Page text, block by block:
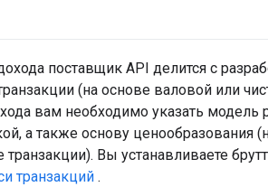
поставщик API делится с
(на основе валовой или
вам необходимо указать
а также основу ценообразования
Вы устанавливаете
транзакций .